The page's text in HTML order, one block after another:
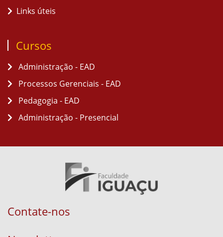
Links úteis
Cursos
Administração - EAD
Processos Gerenciais - EAD
Pedagogia - EAD
Administração - Presencial
Contate-nos